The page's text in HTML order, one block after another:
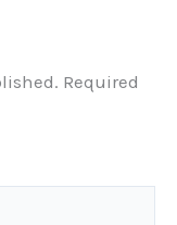
Required